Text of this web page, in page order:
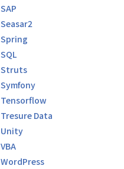
SAP
Seasar2
Spring
SQL
Struts
Symfony
Tensorflow
Tresure Data
Unity
VBA
WordPress